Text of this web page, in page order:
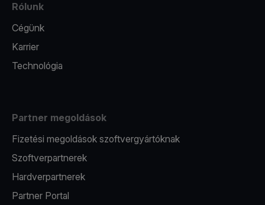
Rólunk
Cégünk
Karrier
Technológia
Partner megoldások
Fizetési megoldások szoftvergyártóknak
Szoftverpartnerek
Hardverpartnerek
Partner Portal